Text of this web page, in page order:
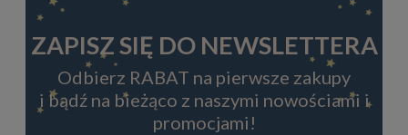
ZAPISZ SIĘ DO NEWSLETTERA
Odbierz RABAT na pierwsze zakupy
i bądź na bieżąco z naszymi nowościami i
promocjami!